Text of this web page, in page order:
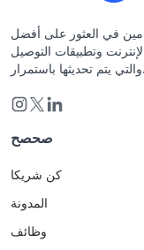
في العثور على أفضل
وتطبيقات التوصيل
والتي يتم تحديثها باستمرار.
صحصح
كن شريكا
المدونة
وظائف